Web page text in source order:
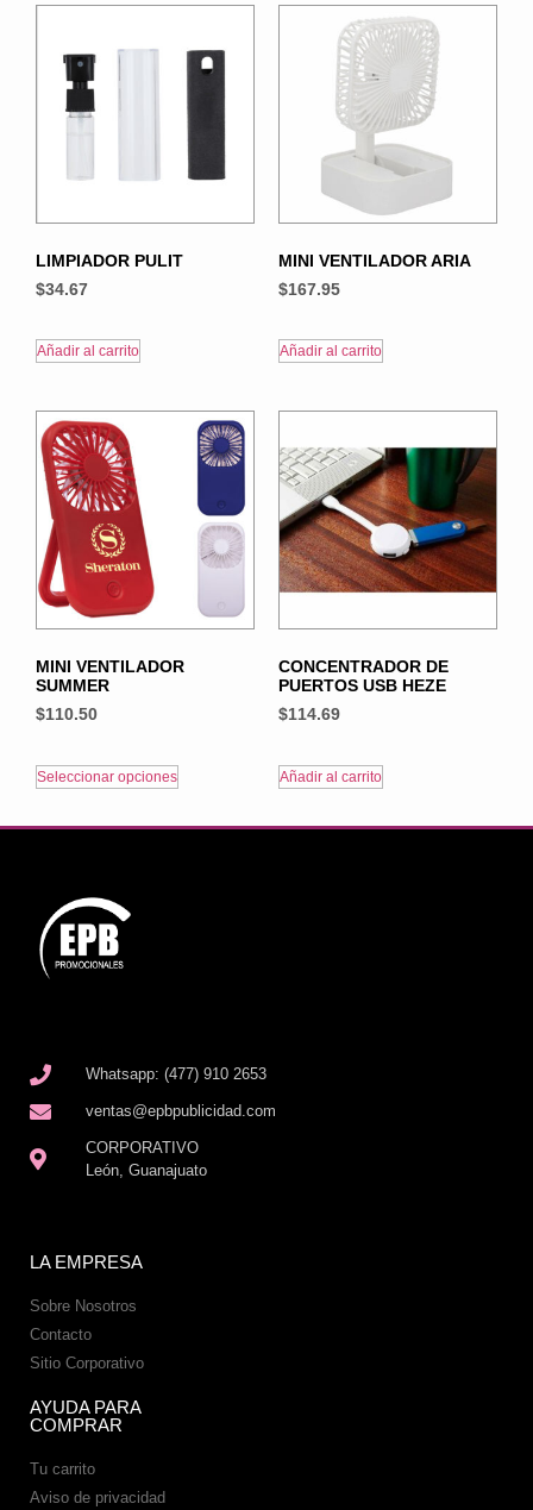
LIMPIADOR PULIT
$34.67
Añadir al carrito
MINI VENTILADOR ARIA
$167.95
Añadir al carrito
MINI VENTILADOR
SUMMER
$110.50
Seleccionar opciones
CONCENTRADOR DE
PUERTOS USB HEZE
$114.69
Añadir al carrito
Whatsapp: (477) 910 2653
ventas@epbpublicidad.com
CORPORATIVO
León, Guanajuato
LA EMPRESA
Sobre Nosotros
Contacto
Sitio Corporativo
AYUDA PARA
COMPRAR
Tu carrito
Aviso de privacidad